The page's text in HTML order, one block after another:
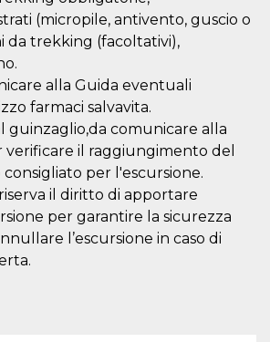
(micropile, antivento, guscio o
da trekking (facoltativi),
alla Guida eventuali
farmaci salvavita.
guinzaglio,da comunicare alla
il raggiungimento del
per l'escursione.
il diritto di apportare
per garantire la sicurezza
l’escursione in caso di
type
Descrizione
Session
storage
Session
storage
storage